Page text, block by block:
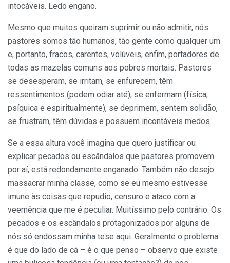
intocáveis. Ledo engano.
Mesmo que muitos queiram suprimir ou não admitir, nós
pastores somos tão humanos, tão gente como qualquer um
e, portanto, fracos, carentes, volúveis, enfim, portadores de
todas as mazelas comuns aos pobres mortais. Pastores
se desesperam, se irritam, se enfurecem, têm
ressentimentos (podem odiar até), se enfermam (física,
psíquica e espiritualmente), se deprimem, sentem solidão,
se frustram, têm dúvidas e possuem incontáveis medos.
Se a essa altura você imagina que quero justificar ou
explicar pecados ou escândalos que pastores promovem
por aí, está redondamente enganado. Também não desejo
massacrar minha classe, como se eu mesmo estivesse
imune às coisas que repudio, censuro e ataco com a
veemência que me é peculiar. Muitíssimo pelo contrário. Os
pecados e os escândalos protagonizados por alguns de
nós só endossam minha tese aqui. Geralmente o problema
é que do lado de cá – é o que penso – observo que existe